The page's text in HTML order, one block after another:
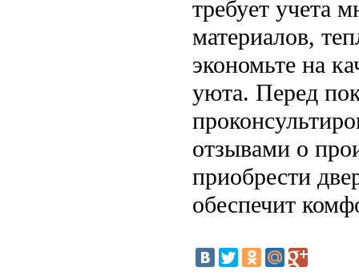
требует учета
материалов,
экономьте на
уюта. Перед
отзывами о
приобрести
обеспечит